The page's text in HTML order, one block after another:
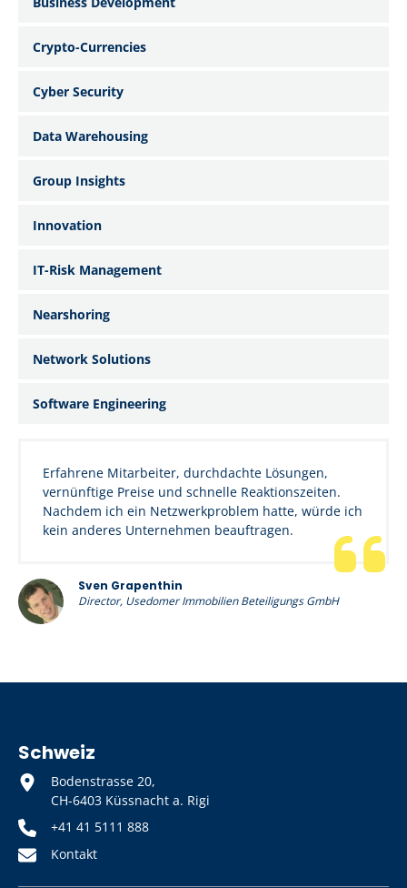
Crypto-Currencies
Cyber Security
Data Warehousing
Group Insights
Innovation
IT-Risk Management
Nearshoring
Network Solutions
Software Engineering
Erfahrene Mitarbeiter, durchdachte Lösungen,
vernünftige Preise und schnelle Reaktionszeiten.
Nachdem ich ein Netzwerkproblem hatte, würde ich
kein anderes Unternehmen beauftragen.
Sven Grapenthin
Director, Usedomer Immobilien Beteiligungs GmbH
Schweiz
Bodenstrasse 20,
CH-6403 Küssnacht a. Rigi
+41 41 5111 888
Kontakt